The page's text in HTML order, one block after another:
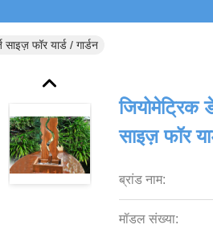
फॉर यार्ड / गार्डन
जियोमेट्रिक
साइज़ फॉर
ब्रांड नाम:
मॉडल संख्या: